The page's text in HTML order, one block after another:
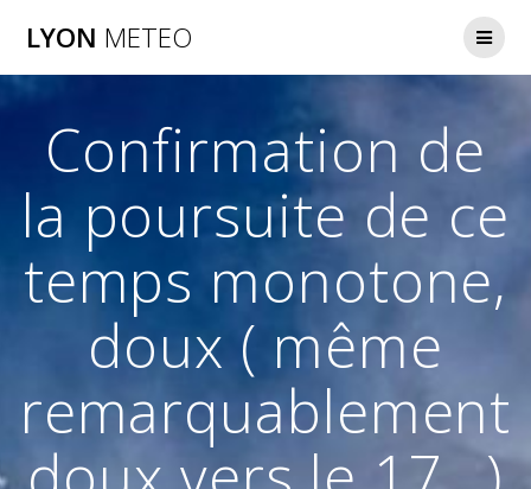
LYON METEO
Confirmation de
la poursuite de ce
temps monotone,
doux ( même
remarquablement